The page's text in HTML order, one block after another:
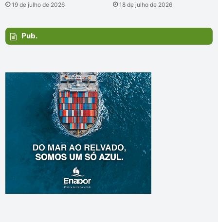
19 de julho de 2026 18 de julho de 2026
Pub.